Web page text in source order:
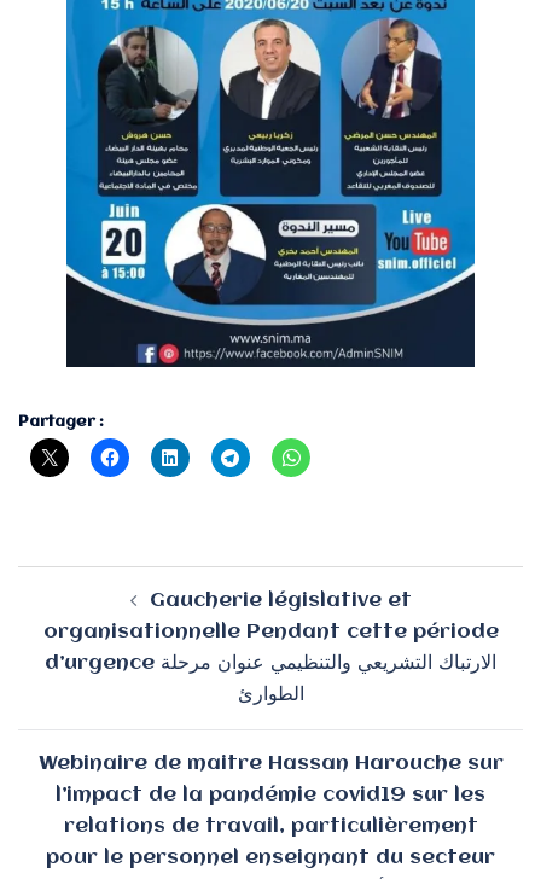
Partager :
d’articleGaucherie législative et
organisationnelle Pendant cette période
d’urgence الارتباك التشريعي والتنظيمي عنوان مرحلة
الطوارئ
Webinaire de maitre Hassan Harouche sur
l’impact de la pandémie covid19 sur les
relations de travail, particulièrement
pour le personnel enseignant du secteur